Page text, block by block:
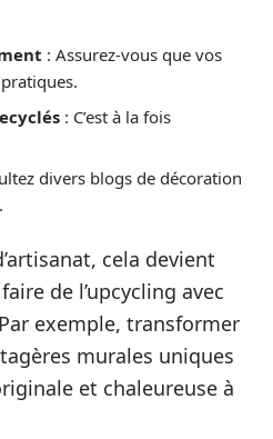
: Assurez-vous que vos
: C’est à la fois
divers blogs de décoration
cela devient
de l’upcycling avec
exemple, transformer
murales uniques
et chaleureuse à